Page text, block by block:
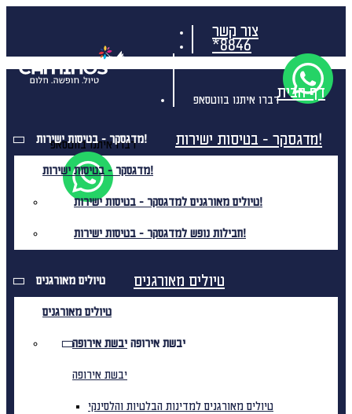
צור קשר
*8846
דברו איתנו בווטסאפ
דברו איתנו בווטסאפ
דף הבית
מדגסקר - בטיסות ישירות! מדגסקר - בטיסות ישירות!
מדגסקר - בטיסות ישירות!
טיולים מאורגנים למדגסקר - בטיסות ישירות!
חבילות נופש למדגסקר - בטיסות ישירות!
טיולים מאורגנים טיולים מאורגנים
טיולים מאורגנים
יבשת אירופה יבשת אירופה
יבשת אירופה
טיולים מאורגנים למדינות הבלטיות והלסינקי